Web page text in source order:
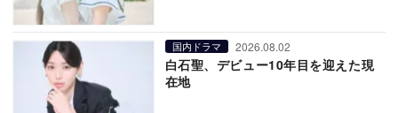
国内ドラマ 2026.08.02
白石聖、デビュー10年目を迎えた現
在地